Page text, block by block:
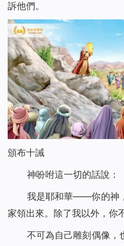
訴他們。
頒布十誡
神吩咐這一切的話說：
我是耶和華——你的神
家領出來。除了我以外，你
不可為自己雕刻偶像，